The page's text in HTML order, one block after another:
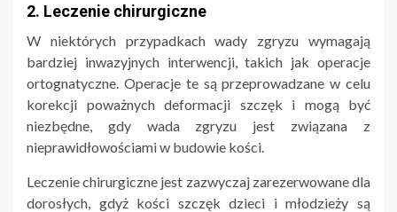
2. Leczenie chirurgiczne
W niektórych przypadkach wady zgryzu wymagają
bardziej inwazyjnych interwencji, takich jak operacje
ortognatyczne. Operacje te są przeprowadzane w celu
korekcji poważnych deformacji szczęk i mogą być
niezbędne, gdy wada zgryzu jest związana z
nieprawidłowościami w budowie kości.
Leczenie chirurgiczne jest zazwyczaj zarezerwowane dla
dorosłych, gdyż kości szczęk dzieci i młodzieży są